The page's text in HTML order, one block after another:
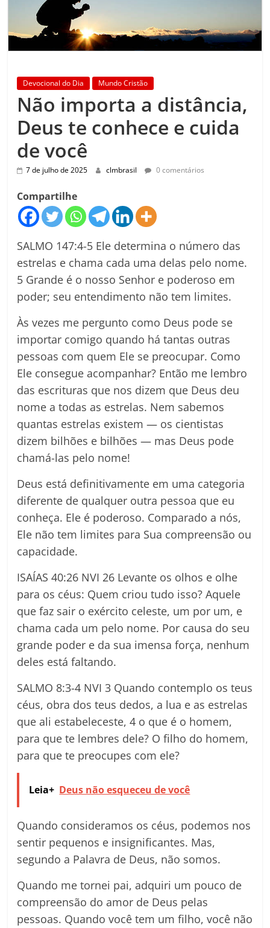
Devocional do Dia Mundo Cristão
Não importa a distância,
Deus te conhece e cuida
de você
7 de julho de 2025 clmbrasil 0 comentários
Compartilhe
SALMO 147:4-5 Ele determina o número das
estrelas e chama cada uma delas pelo nome.
5 Grande é o nosso Senhor e poderoso em
poder; seu entendimento não tem limites.
Às vezes me pergunto como Deus pode se
importar comigo quando há tantas outras
pessoas com quem Ele se preocupar. Como
Ele consegue acompanhar? Então me lembro
das escrituras que nos dizem que Deus deu
nome a todas as estrelas. Nem sabemos
quantas estrelas existem — os cientistas
dizem bilhões e bilhões — mas Deus pode
chamá-las pelo nome!
Deus está definitivamente em uma categoria
diferente de qualquer outra pessoa que eu
conheça. Ele é poderoso. Comparado a nós,
Ele não tem limites para Sua compreensão ou
capacidade.
ISAÍAS 40:26 NVI 26 Levante os olhos e olhe
para os céus: Quem criou tudo isso? Aquele
que faz sair o exército celeste, um por um, e
chama cada um pelo nome. Por causa do seu
grande poder e da sua imensa força, nenhum
deles está faltando.
SALMO 8:3-4 NVI 3 Quando contemplo os teus
céus, obra dos teus dedos, a lua e as estrelas
que ali estabeleceste, 4 o que é o homem,
para que te lembres dele? O filho do homem,
para que te preocupes com ele?
Leia+ Deus não esqueceu de você
Quando consideramos os céus, podemos nos
sentir pequenos e insignificantes. Mas,
segundo a Palavra de Deus, não somos.
Quando me tornei pai, adquiri um pouco de
compreensão do amor de Deus pelas
pessoas. Quando você tem um filho, você não